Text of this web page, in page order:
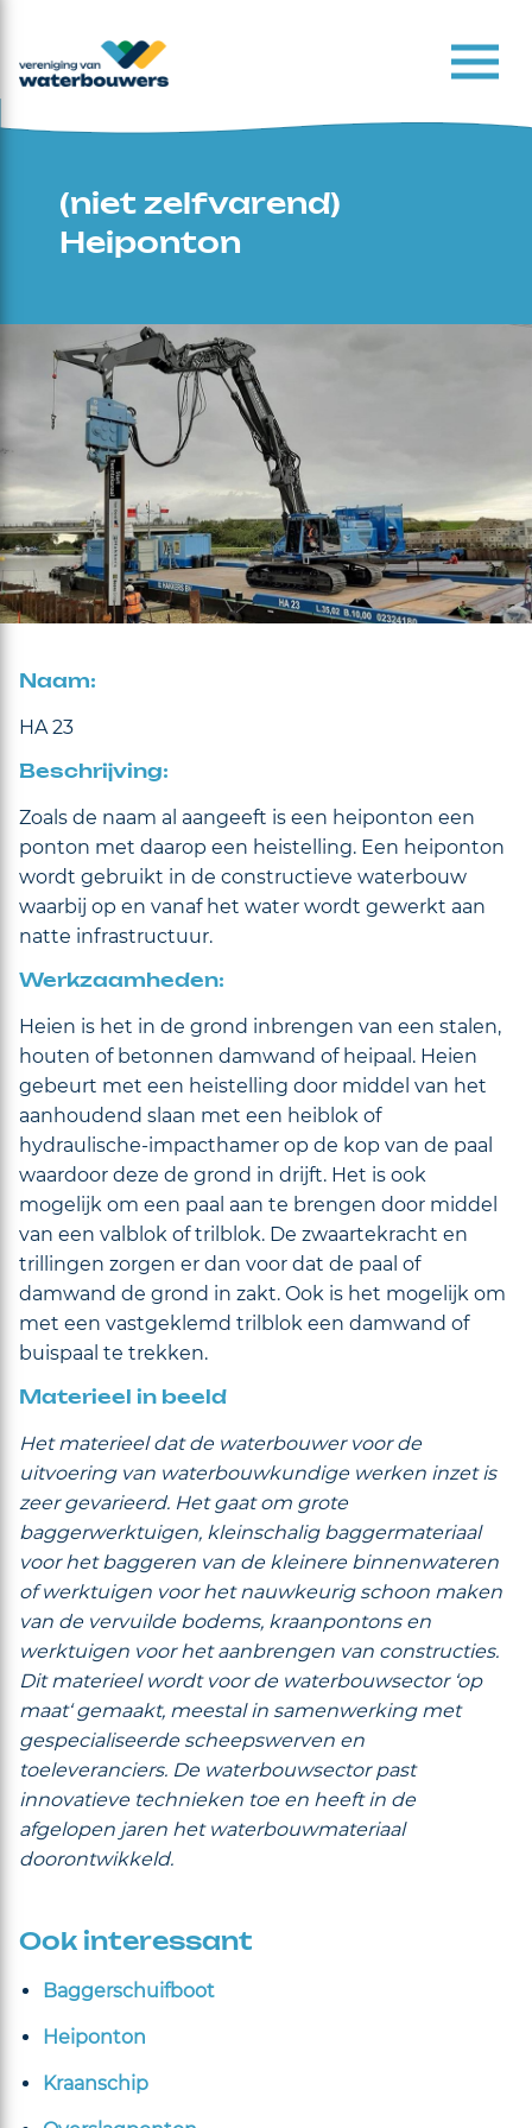
(niet zelfvarend)
Heiponton
Naam:
HA 23
Beschrijving:
Zoals de naam al aangeeft is een heiponton een
ponton met daarop een heistelling. Een heiponton
wordt gebruikt in de constructieve waterbouw
waarbij op en vanaf het water wordt gewerkt aan
natte infrastructuur.
Werkzaamheden:
Heien is het in de grond inbrengen van een stalen,
houten of betonnen damwand of heipaal. Heien
gebeurt met een heistelling door middel van het
aanhoudend slaan met een heiblok of
hydraulische-impacthamer op de kop van de paal
waardoor deze de grond in drijft. Het is ook
mogelijk om een paal aan te brengen door middel
van een valblok of trilblok. De zwaartekracht en
trillingen zorgen er dan voor dat de paal of
damwand de grond in zakt. Ook is het mogelijk om
met een vastgeklemd trilblok een damwand of
buispaal te trekken.
Materieel in beeld
Het materieel dat de waterbouwer voor de
uitvoering van waterbouwkundige werken inzet is
zeer gevarieerd. Het gaat om grote
baggerwerktuigen, kleinschalig baggermateriaal
voor het baggeren van de kleinere binnenwateren
of werktuigen voor het nauwkeurig schoon maken
van de vervuilde bodems, kraanpontons en
werktuigen voor het aanbrengen van constructies.
Dit materieel wordt voor de waterbouwsector ‘op
maat‘ gemaakt, meestal in samenwerking met
gespecialiseerde scheepswerven en
toeleveranciers. De waterbouwsector past
innovatieve technieken toe en heeft in de
afgelopen jaren het waterbouwmateriaal
doorontwikkeld.
Ook interessant
Baggerschuifboot
Heiponton
Kraanschip